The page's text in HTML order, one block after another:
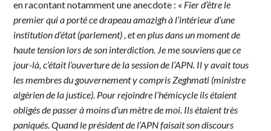
en racontant notamment une anecdote : « Fier d’être le
premier qui a porté ce drapeau amazigh à l’intérieur d’une
institution d’état (parlement) , et en plus dans un moment de
haute tension lors de son interdiction. Je me souviens que ce
jour-là, c’était l’ouverture de la session de l’APN. Il y avait tous
les membres du gouvernement y compris Zeghmati (ministre
algérien de la justice). Pour rejoindre l’hémicycle ils étaient
obligés de passer à moins d’un mètre de moi. Ils étaient très
paniqués. Quand le président de l’APN faisait son discours